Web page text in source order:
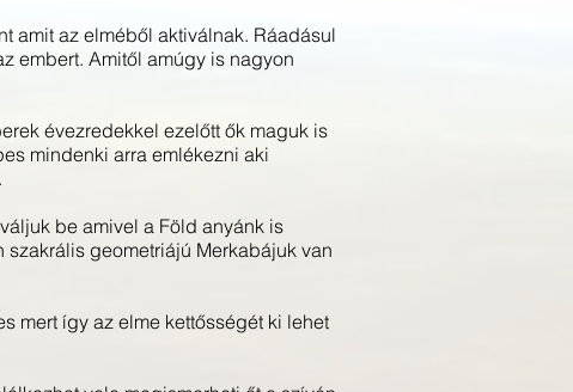
amit az elméből aktiválnak. Ráadásul
embert. Amitől amúgy is nagyon
évezredekkel ezelőtt ők maguk is
mindenki arra emlékezni aki
be amivel a Föld anyánk is
geometriájú Merkabájuk van
mert így az elme kettősségét ki lehet